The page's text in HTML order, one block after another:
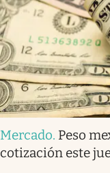
Mercado. Peso
cotización este